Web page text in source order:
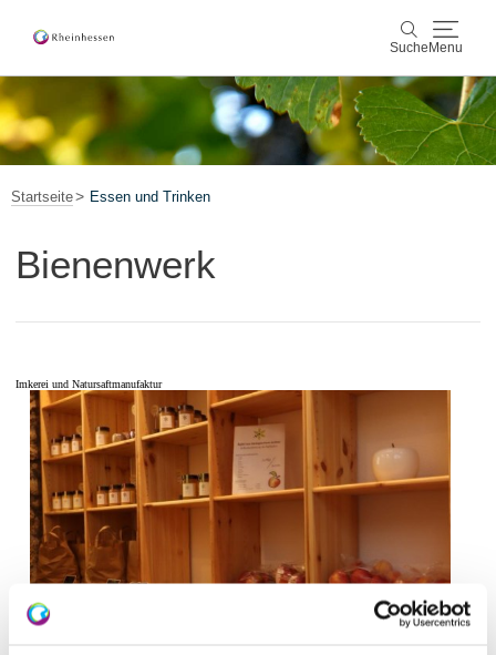
Suche Menu
Suche
Wein & Genuss
ShopRheinhessen-Blog Karte
Startseite Essen und Trinken
Bienenwerk
Imkerei und Natursaftmanufaktur